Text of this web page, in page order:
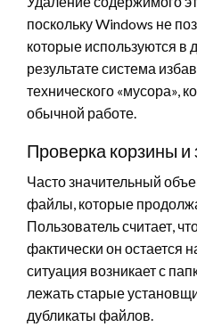
поскольку Windows не
которые используются в
результате система
технического «мусора»,
обычной работе.
Проверка корзины и
Часто значительный
файлы, которые
Пользователь считает,
фактически он остается
ситуация возникает с
лежать старые
дубликаты файлов.